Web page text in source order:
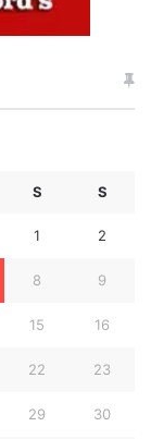
S S
1 2
8 9
15 16
22 23
29 30